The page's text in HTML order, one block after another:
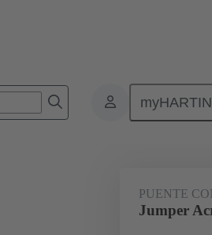
Accesorios Puentes
PUENTE
Jumper